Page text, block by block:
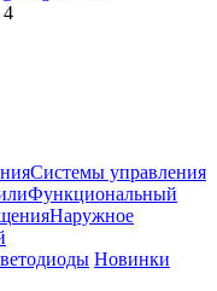
4
Системы управления
Функциональный
Наружное
Новинки